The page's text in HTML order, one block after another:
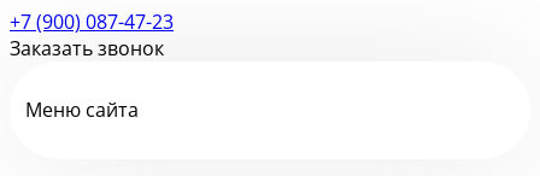
+7 (900) 087-47-23
Заказать звонок
Меню сайта